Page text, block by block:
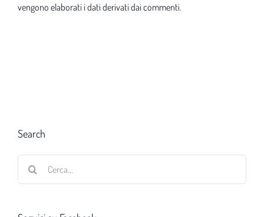
vengono elaborati i dati derivati dai commenti.
Search